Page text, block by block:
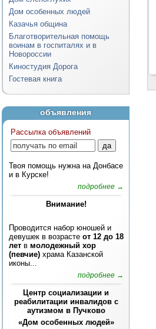
Дом особенных людей
Казачья община
Благотворительная помощь
воинам в госпиталях и в
Новороссии
Киностудия Дорога
Гостевая книга
объявления
Рассылка объявлений
Твоя помощь нужна на Донбасе
и в Курске!
подробнее →
Внимание!
Проводится набор юношей и
девушек в возрасте от 12 до 18
лет в молодежный хор
(певчие) храма Казанской
иконы...
подробнее →
Центр социализации и
реабилитации инвалидов с
аутизмом в Пучково
«Дом особенных людей»